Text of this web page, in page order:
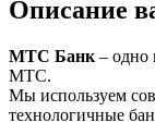
Описание
МТС Банк – одно
МТС.
Мы используем
технологичные